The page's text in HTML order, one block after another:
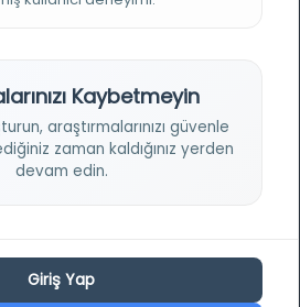
Kaybetmeyin
araştırmalarınızı güvenle
zaman kaldığınız yerden
devam edin.
Giriş Yap